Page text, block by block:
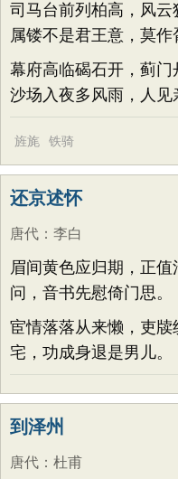
司马台前列柏高，风云
属镂不是君王意，莫作
幕府高临碣石开，蓟门
沙场入夜多风雨，人见
旌旄 铁骑
还京述怀
唐代 ： 李白
眉间黄色应归期，正
问，音书先慰倚门思。
宦情落落从来懒，吏
宅，功成身退是男儿。
到泽州
唐代 ： 杜甫